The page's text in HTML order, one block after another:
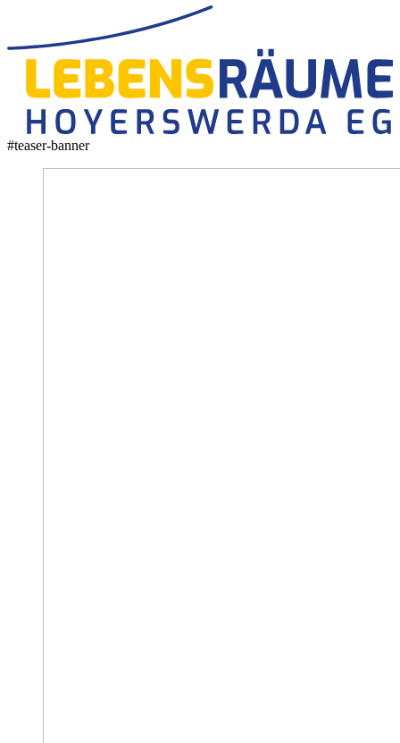
#teaser-banner